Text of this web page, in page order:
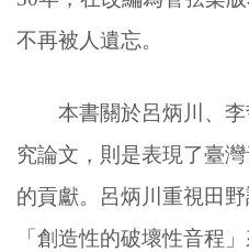
不再被人遺忘。
本書關於呂炳川、李
究論文，則是表現了臺
的貢獻。呂炳川重視田
「創造性的破壞性音程